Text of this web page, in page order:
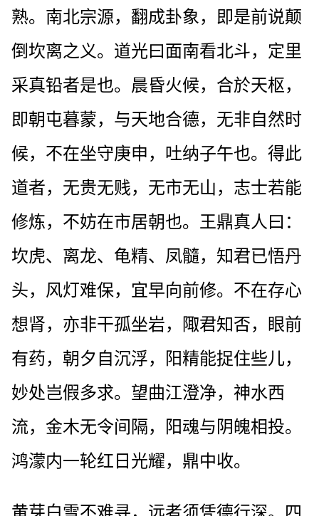
熟。南北宗源，翻成卦象，即是前说颠
倒坎离之义。道光曰面南看北斗，定里
采真铅者是也。晨昏火候，合於天枢，
即朝屯暮蒙，与天地合德，无非自然时
候，不在坐守庚申，吐纳子午也。得此
道者，无贵无贱，无市无山，志士若能
修炼，不妨在市居朝也。王鼎真人曰：
坎虎、离龙、龟精、凤髓，知君已悟丹
头，风灯难保，宜早向前修。不在存心
想肾，亦非干孤坐岩，陬君知否，眼前
有药，朝夕自沉浮，阳精能捉住些儿，
妙处岂假多求。望曲江澄净，神水西
流，金木无令间隔，阳魂与阴魄相投。
鸿濛内一轮红日光耀，鼎中收。